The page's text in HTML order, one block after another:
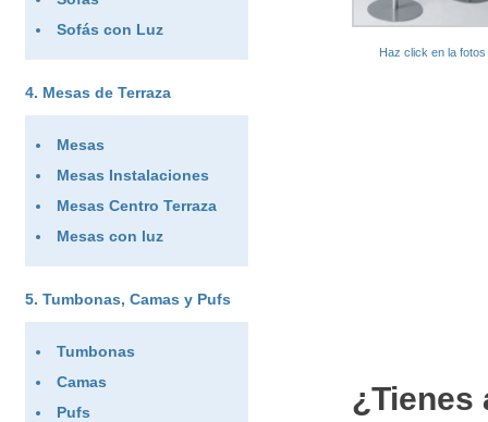
Haz click en la
¿Tienes
Sofás con Luz
Mesas de Terraza
Mesas
Mesas Instalaciones
Mesas Centro Terraza
Mesas con luz
Tumbonas, Camas y Pufs
Tumbonas
Camas
Pufs